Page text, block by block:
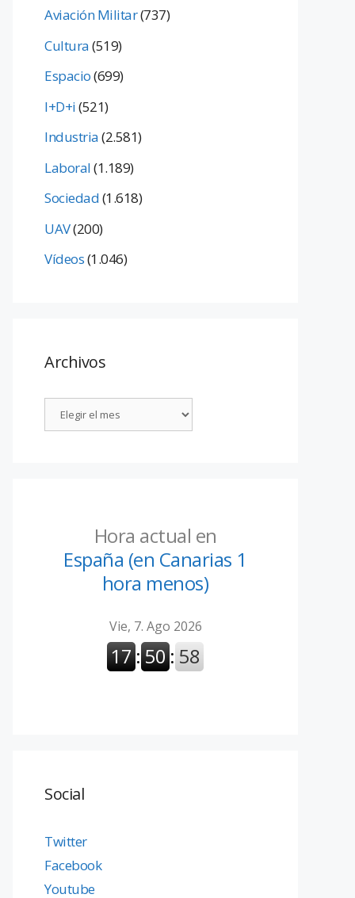
Aviación Militar(737)
Cultura(519)
Espacio(699)
I+D+i(521)
Industria(2.581)
Laboral(1.189)
Sociedad(1.618)
UAV(200)
Vídeos(1.046)
Archivos
Hora actual en
España (en Canarias 1
hora menos)
Social
Twitter
Facebook
Youtube